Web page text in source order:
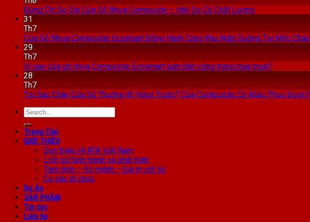
Đừng Chỉ So Giá Cửa Gỗ Nhựa Composite – Hãy So Cả Chất Lượng
31
Th7
Cửa Gỗ Nhựa Composite Ecosmart Đồng Hành Cùng Khu Nghỉ Dưỡng Tại Mộc Châu
29
Th7
Vì sao cửa gỗ nhựa Composite Ecosmart luôn bền vững trong mùa mưa?
28
Th7
Tại Sao Chân Cửa Gỗ Thường Bị Hỏng Trước? Cửa Composite Có Khắc Phục Được?
Search
Trang Chủ
GIỚI THIỆU
Giới thiệu về ATA Việt Nam
Lịch sử hình thành và phát triển
Tầm nhìn – Sứ mệnh – Giá trị cốt lõi
Cơ cấu tổ chức
Dự Án
SẢN PHẨM
Tin tức
Liên hệ